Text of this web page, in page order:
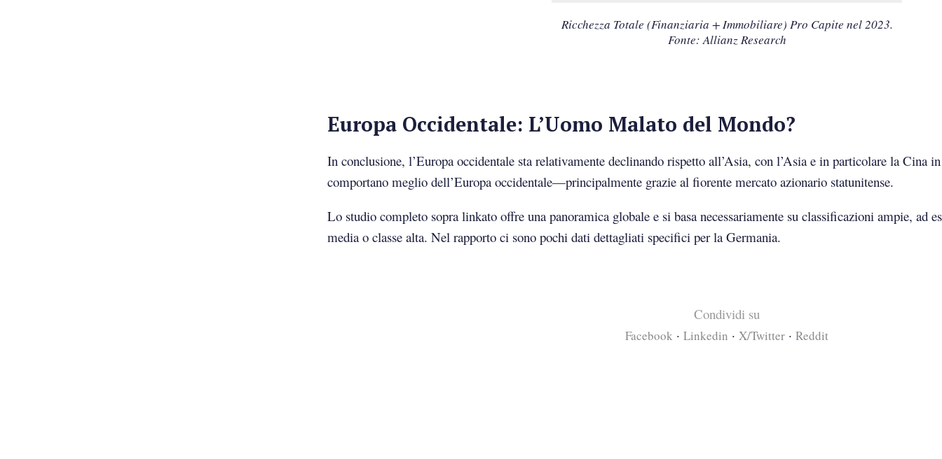
Ricchezza Totale (Finanziaria + Immobiliare) Pro Capite nel 2023.
Fonte: Allianz Research
Europa Occidentale: L’Uomo Malato del Mondo?
In conclusione, l’Europa occidentale sta relativamente declinando rispetto all’Asia, con l’Asia e in particolare la Cina
comportano meglio dell’Europa occidentale—principalmente grazie al fiorente mercato azionario statunitense.
Lo studio completo sopra linkato offre una panoramica globale e si basa necessariamente su classificazioni ampie, ad
media o classe alta. Nel rapporto ci sono pochi dati dettagliati specifici per la Germania.
Condividi su
Facebook · Linkedin · X/Twitter · Reddit